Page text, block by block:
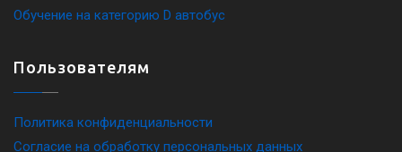
Обучение на категорию D автобус
Пользователям
Политика конфиденциальности
Согласие на обработку персональных данных